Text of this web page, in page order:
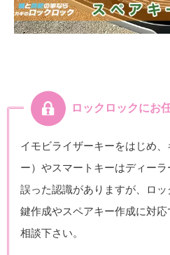
ロックロックにお
イモビライザーキーをはじめ
ー）やスマートキーはディー
誤った認識がありますが、ロ
鍵作成やスペアキー作成に対
相談下さい。